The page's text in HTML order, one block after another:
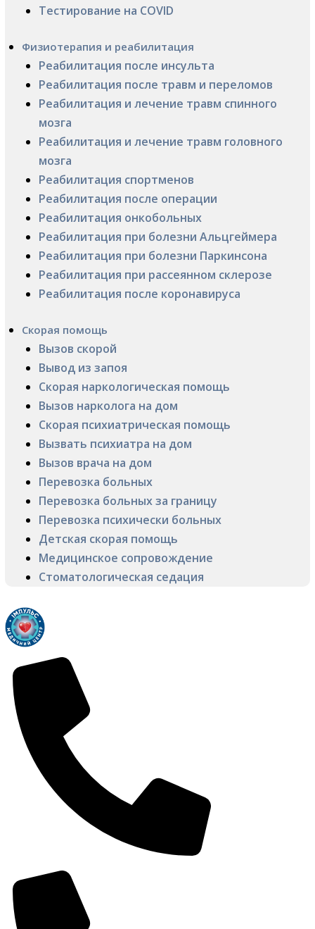
Тестирование на COVID
Физиотерапия и реабилитация
Реабилитация после инсульта
Реабилитация после травм и переломов
Реабилитация и лечение травм спинного
мозга
Реабилитация и лечение травм головного
мозга
Реабилитация спортменов
Реабилитация после операции
Реабилитация онкобольных
Реабилитация при болезни Альцгеймера
Реабилитация при болезни Паркинсона
Реабилитация при рассеянном склерозе
Реабилитация после коронавируса
Скорая помощь
Вызов скорой
Вывод из запоя
Скорая наркологическая помощь
Вызов нарколога на дом
Скорая психиатрическая помощь
Вызвать психиатра на дом
Вызов врача на дом
Перевозка больных
Перевозка больных за границу
Перевозка психически больных
Детская скорая помощь
Медицинское сопровождение
Стоматологическая седация